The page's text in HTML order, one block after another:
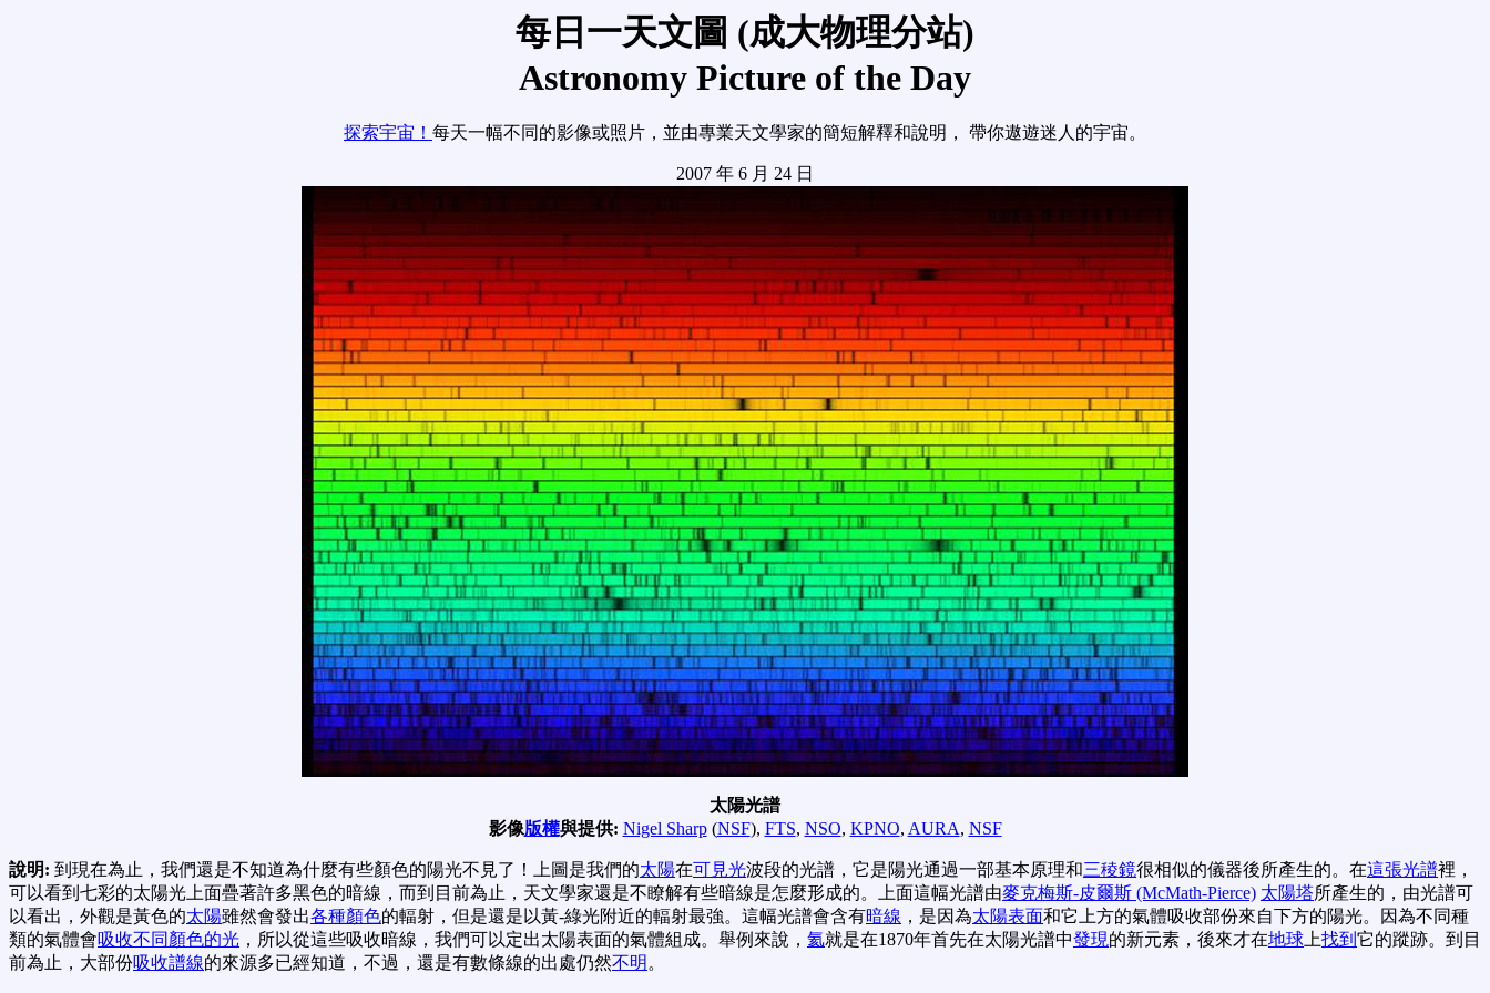
每日一天文圖 (成大物理分站)
Astronomy Picture of the Day
探索宇宙！ 每天一幅不同的影像或照片，並由專業天文學家的簡短解釋和說明， 帶你遨遊迷人的宇宙。
2007 年 6 月 24 日
太陽光譜
影像版權與提供: Nigel Sharp(NSF), FTS, NSO, KPNO, AURA, NSF
說明: 到現在為止，我們還是不知道為什麼有些顏色的陽光不見了！上圖是我們的太陽在可見光波段的光譜，它是陽光通過一部基本原理和三稜鏡很相似的儀器後所產生的。在這張光譜裡，
可以看到七彩的太陽光上面疊著許多黑色的暗線，而到目前為止，天文學家還是不瞭解有些暗線是怎麼形成的。上面這幅光譜由麥克梅斯-皮爾斯 (McMath-Pierce) 太陽塔所產生的，由光譜可
以看出，外觀是黃色的太陽雖然會發出各種顏色的輻射，但是還是以黃-綠光附近的輻射最強。這幅光譜會含有暗線 ，是因為太陽表面和它上方的氣體吸收部份來自下方的陽光。因為不同種
類的氣體會吸收不同顏色的光 ，所以從這些吸收暗線，我們可以定出太陽表面的氣體組成。舉例來說， 氦就是在1870年首先在太陽光譜中發現的新元素，後來才在地球上找到 它的蹤跡。到目
前為止，大部份吸收譜線的來源多已經知道，不過，還是有數條線的出處仍然不明。